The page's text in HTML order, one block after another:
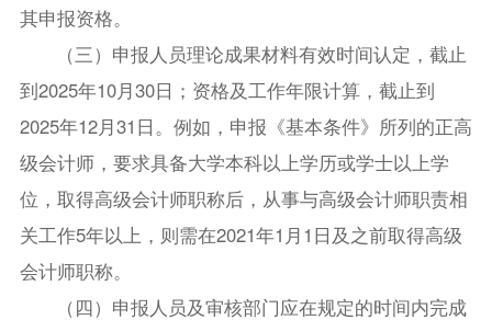
其申报资格。
（三）申报人员理论成果材料有效时间认定，截止
到2025年10月30日；资格及工作年限计算，截止到
2025年12月31日。例如，申报《基本条件》所列的正高
级会计师，要求具备大学本科以上学历或学士以上学
位，取得高级会计师职称后，从事与高级会计师职责相
关工作5年以上，则需在2021年1月1日及之前取得高级
会计师职称。
（四）申报人员及审核部门应在规定的时间内完成